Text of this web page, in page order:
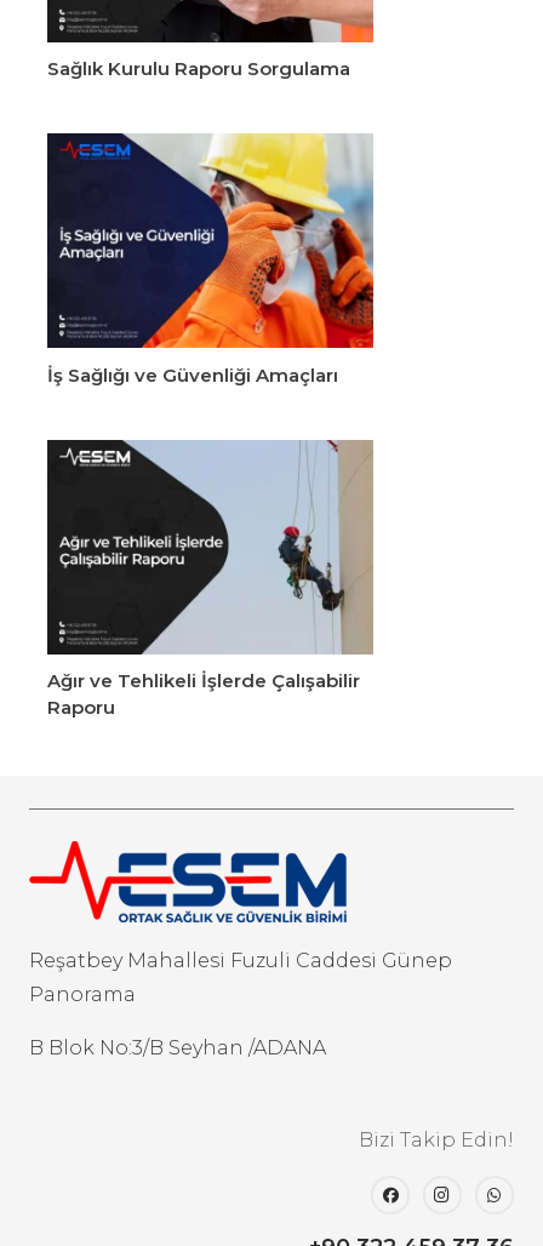
Sağlık Kurulu Raporu Sorgulama
İş Sağlığı ve Güvenliği Amaçları
Ağır ve Tehlikeli İşlerde Çalışabilir
Raporu
Reşatbey Mahallesi Fuzuli Caddesi Günep
Panorama
B Blok No:3/B Seyhan /ADANA
Bizi Takip Edin!